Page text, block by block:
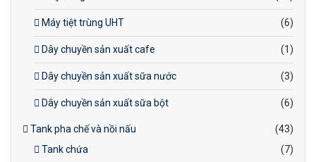
Máy tiệt trùng UHT (6)
Dây chuyền sản xuất cafe (1)
Dây chuyền sản xuất sữa nước (3)
Dây chuyền sản xuất sữa bột (6)
Tank pha chế và nồi nấu
(43)
Tank chứa
(7)